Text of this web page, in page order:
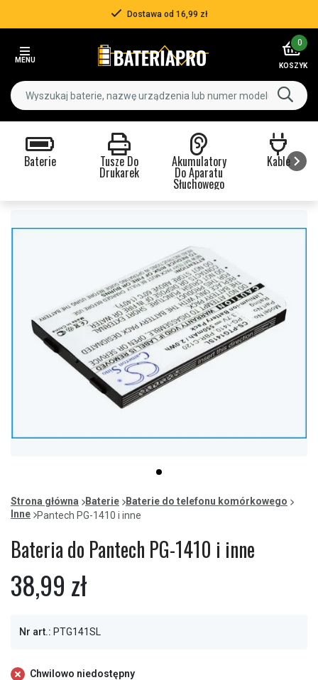
Dostawa od 16,99 zł
MENU
0
KOSZYK
Baterie Tusze Do
Drukarek
Akumulatory
Do Aparatu
Słuchowego
Kable
item
0
of
1
Strona główna Baterie
Baterie do telefonu komórkowego
Inne
Pantech PG-1410 i inne
Bateria do Pantech PG-1410 i inne
38,99 zł
Nr art.: PTG141SL
Chwilowo niedostępny